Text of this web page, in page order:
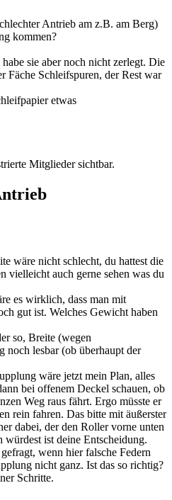
Antrieb am z.B. am Berg)
kommen?
sie aber noch nicht zerlegt. Die
Fäche Schleifspuren, der Rest war
etwas
Mitglieder sichtbar.
wäre nicht schlecht, du hattest die
vielleicht auch gerne sehen was du
es wirklich, dass man mit
gut ist. Welches Gewicht haben
so, Breite (wegen
noch lesbar (ob überhaupt der
wäre jetzt mein Plan, alles
bei offenem Deckel schauen, ob
Weg raus fährt. Ergo müsste er
rein fahren. Das bitte mit äußerster
dabei, der den Roller vorne unten
würdest ist deine Entscheidung.
wenn hier falsche Federn
nicht ganz. Ist das so richtig?
Schritte.